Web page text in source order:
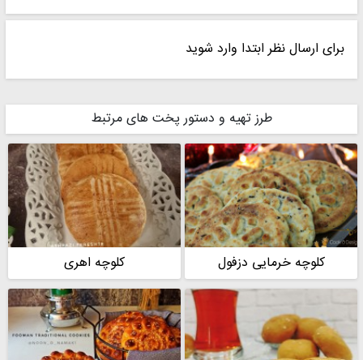
پریسا❤️ پریسا❤️
zahra mousavi
sedi
برای ارسال نظر ابتدا وارد شوید
طرز تهیه و دستور پخت های مرتبط
کلوچه خرمایی دزفول کلوچه اهری